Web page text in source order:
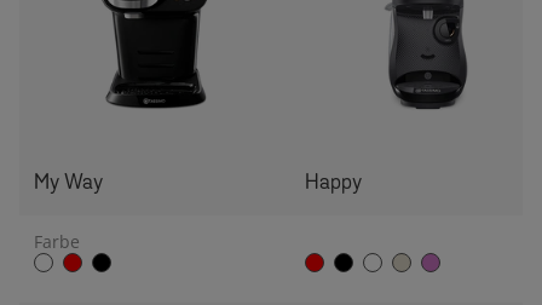
My Way Happy
Farbe